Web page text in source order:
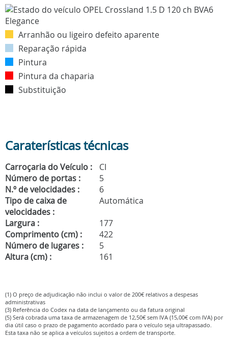
Arranhão ou ligeiro defeito aparente
Reparação rápida
Pintura
Pintura da chaparia
Substituição
Caraterísticas técnicas
Carroçaria do Veículo :
CI
Número de portas :
5
N.º de velocidades :
6
Tipo de caixa de
velocidades :
Automática
Largura :
177
Comprimento (cm) :
422
Número de lugares :
5
Altura (cm) :
161
(1) O preço de adjudicação não inclui o valor de 200€ relativos a despesas
administrativas
(3) Referência do Codex na data de lançamento ou da fatura original
(5) Será cobrada uma taxa de armazenagem de 12,50€ sem IVA (15,00€ com IVA) por
dia útil caso o prazo de pagamento acordado para o veículo seja ultrapassado.
Esta taxa não se aplica a veículos sujeitos a ordem de transporte.